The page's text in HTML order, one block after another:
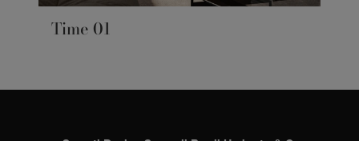
Time 01